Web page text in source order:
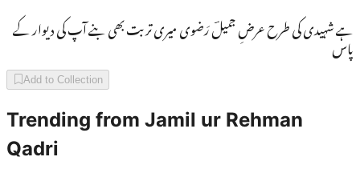
ہے شہیدی کی طرح عرضِ جمیلؔ رَضوی میری تربت بھی بنے آپ کی دیوار کے
پاس
Add to Collection
Trending from Jamil ur Rehman
Qadri